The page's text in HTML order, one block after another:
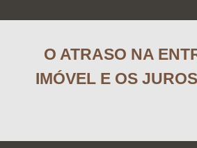
O ATRASO NA
IMÓVEL E OS